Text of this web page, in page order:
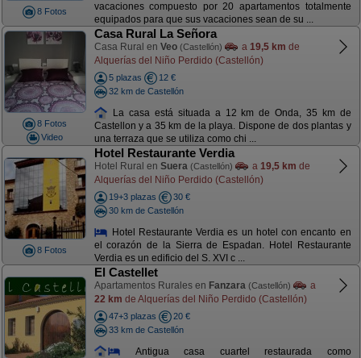
8 Fotos
vacaciones compuesto por 20 apartamentos totalmente
equipados para que sus vacaciones sean de su ...
8 Fotos
Video
Casa Rural La Señora
Casa Rural en Veo (Castellón) a 19,5 km de
Alquerías del Niño Perdido (Castellón)
5 plazas
12 €
32 km de Castellón
La casa está situada a 12 km de Onda, 35 km de
Castellon y a 35 km de la playa. Dispone de dos plantas y
una terraza que se utiliza como chi ...
8 Fotos
Hotel Restaurante Verdia
Hotel Rural en Suera (Castellón) a 19,5 km de
Alquerías del Niño Perdido (Castellón)
19+3 plazas
30 €
30 km de Castellón
Hotel Restaurante Verdia es un hotel con encanto en
el corazón de la Sierra de Espadan. Hotel Restaurante
Verdia es un edificio del S. XVI c ...
El Castellet
Apartamentos Rurales en Fanzara (Castellón)
a
22 km de Alquerías del Niño Perdido (Castellón)
47+3 plazas
20 €
33 km de Castellón
Antigua casa cuartel restaurada como